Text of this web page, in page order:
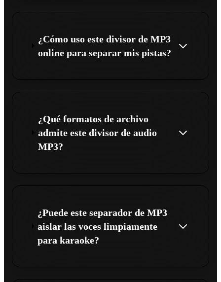
¿Cómo uso este divisor de MP3
online para separar mis pistas?
¿Qué formatos de archivo
admite este divisor de audio
MP3?
¿Puede este separador de MP3
aislar las voces limpiamente
para karaoke?